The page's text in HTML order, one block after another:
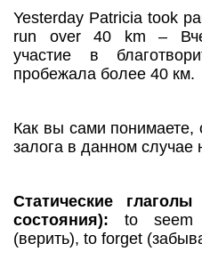
Yesterday Patricia took
run over 40 km –
участие в
пробежала более 40 км.
Как вы сами понимаете,
залога в данном случае
Статические
состояния): to seem
(верить), to forget